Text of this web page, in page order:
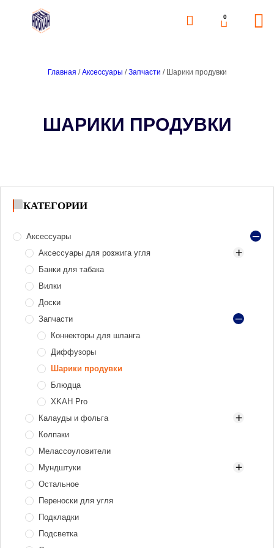
0
Главная /Аксессуары /Запчасти / Шарики продувки
ШАРИКИ ПРОДУВКИ
КАТЕГОРИИ
Аксессуары
Аксессуары для розжига угля
Газ и газовые баллоны
Газовые горелки
Плиты электрические
Банки для табака
Вилки
Доски
Запчасти
Коннекторы для шланга
Диффузоры
Шарики продувки
Блюдца
XKAH Pro
Калауды и фольга
Алюминий
Нержавеющая сталь
Электрические
Колпаки
Мелассоуловители
Мундштуки
Мундштуки для кальяна
Одноразовые мундштуки
Охлаждаюшие мундштуки
Персональные мундштуки
Остальное
Переноски для угля
Подкладки
Подсветка